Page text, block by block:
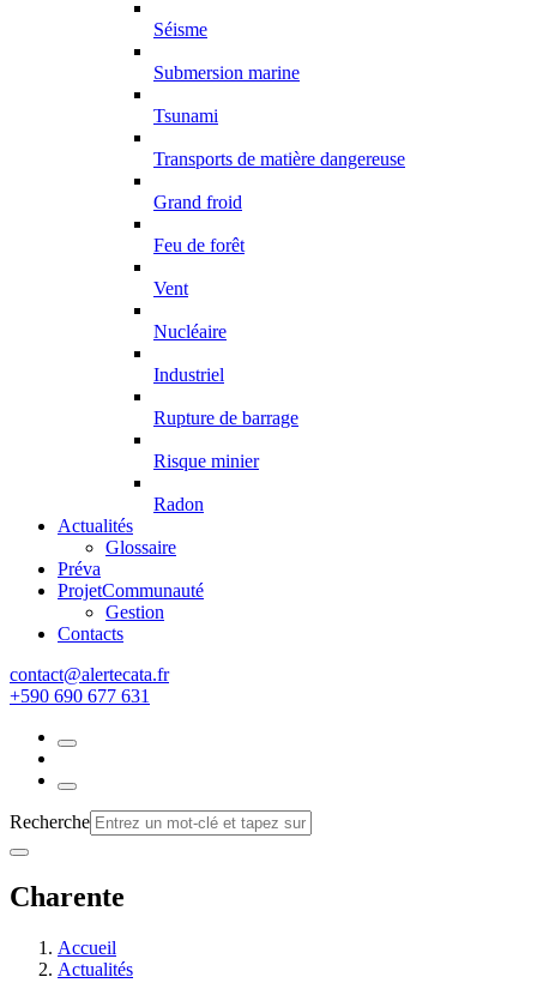
Séisme
Submersion marine
Tsunami
Transports de matière dangereuse
Grand froid
Feu de forêt
Vent
Nucléaire
Industriel
Rupture de barrage
Risque minier
Radon
Actualités
Glossaire
Préva
ProjetCommunauté
Gestion
Contacts
rf.atacetrela@tcatnoc
+590 690 677 631
Recherche
Charente
Accueil
Actualités